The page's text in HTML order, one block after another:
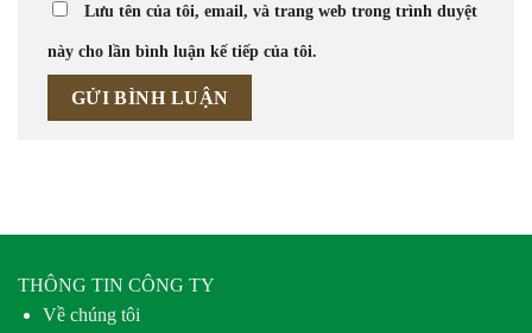
Lưu tên của tôi, email, và trang web trong trình duyệt
này cho lần bình luận kế tiếp của tôi.
THÔNG TIN CÔNG TY
Về chúng tôi